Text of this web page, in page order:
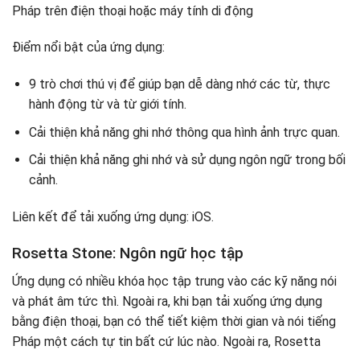
Pháp trên điện thoại hoặc máy tính di động
Điểm nổi bật của ứng dụng:
9 trò chơi thú vị để giúp bạn dễ dàng nhớ các từ, thực
hành động từ và từ giới tính.
Cải thiện khả năng ghi nhớ thông qua hình ảnh trực quan.
Cải thiện khả năng ghi nhớ và sử dụng ngôn ngữ trong bối
cảnh.
Liên kết để tải xuống ứng dụng: iOS.
Rosetta Stone: Ngôn ngữ học tập
Ứng dụng có nhiều khóa học tập trung vào các kỹ năng nói
và phát âm tức thì. Ngoài ra, khi bạn tải xuống ứng dụng
bằng điện thoại, bạn có thể tiết kiệm thời gian và nói tiếng
Pháp một cách tự tin bất cứ lúc nào. Ngoài ra, Rosetta